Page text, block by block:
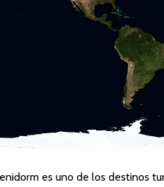
es uno de los destinos